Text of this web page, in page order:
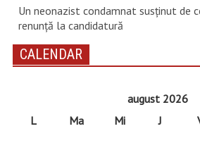
Un neonazist condamnat susţinut de
renunţă la candidatură
CALENDAR
august 2026
L
Ma Mi J